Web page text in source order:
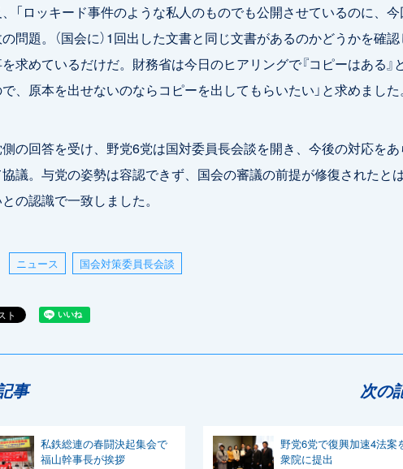
、「ロッキード事件のような私人のものでも公開させているのに、今
問題。（国会に）1回出した文書と同じ文書があるのかどうかを確認
求めているだけだ。財務省は今日のヒアリングで『コピーはある』
、原本を出せないのならコピーを出してもらいたい」と求めました。
の回答を受け、野党6党は国対委員長会談を開き、今後の対応をあ
議。与党の姿勢は容認できず、国会の審議の前提が修復されたと
の認識で一致しました。
ニュース 国会対策委員長会談
事
私鉄総連の春闘決起集会で
福山幹事長が挨拶
次の
野党6党で復興加速4法案
衆院に提出